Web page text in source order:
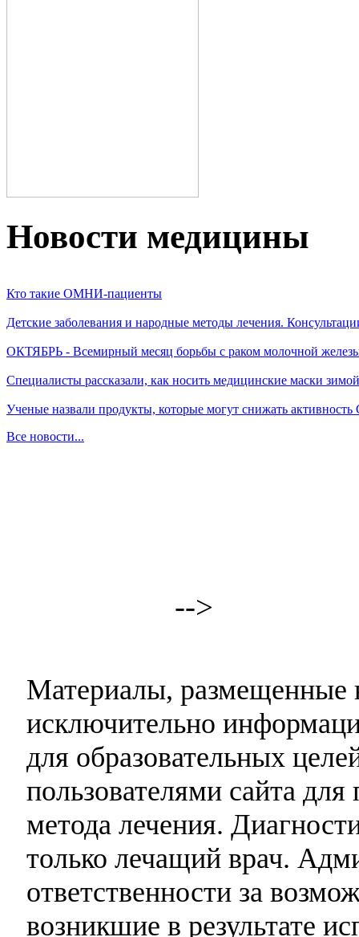
Новости медицины
Кто такие ОМНИ-пациенты
Детские заболевания и народные методы лечения.
ОКТЯБРЬ - Всемирный месяц борьбы с раком молочной
Специалисты рассказали, как носить медицинские маски зимой
Ученые назвали продукты, которые могут снижать
Все новости...
-->
Материалы, размещенные
исключительно
для образовательных
пользователями сайта
метода лечения.
только лечащий врач.
ответственности за
возникшие в результате